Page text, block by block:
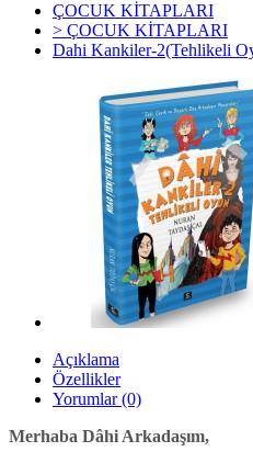
ÇOCUK KİTAPLARI
> ÇOCUK KİTAPLARI
Dahi Kankiler-2(Tehlikeli
Açıklama
Özellikler
Yorumlar (0)
Merhaba Dâhi Arkadaşım,